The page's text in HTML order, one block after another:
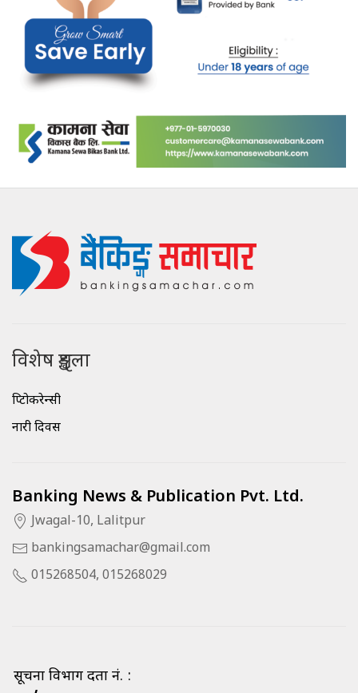
विशेष शृङ्खला
क्रिप्टोकरेन्सी
नारी दिवस
Banking News & Publication Pvt. Ltd.
Jwagal-10, Lalitpur
bankingsamachar@gmail.com
015268504, 015268029
सूचना विभाग दर्ता नं. :